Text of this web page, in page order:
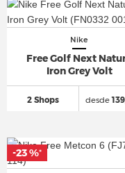
Nike
Free Golf Next
Iron Grey Volt
2 Shops desde
-23 %*